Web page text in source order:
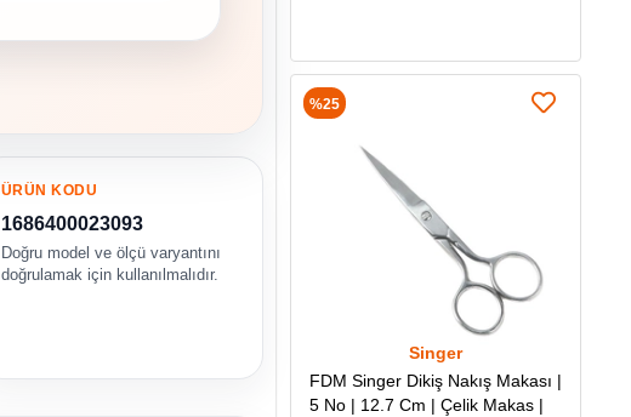
ÜRÜN KODU
1686400023093
Doğru model ve ölçü varyantını
doğrulamak için kullanılmalıdır.
Singer
FDM Singer Dikiş Nakış Makası |
5 No | 12.7 Cm | Çelik Makas |
%25